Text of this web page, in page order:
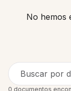
No hemos
Buscar por
0 documentos